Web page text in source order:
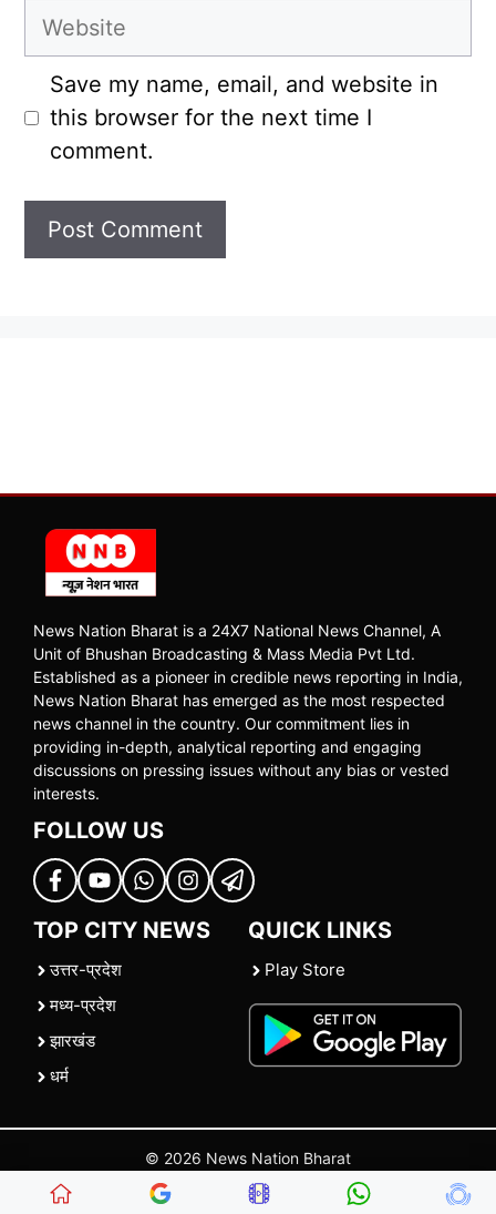
Website
Save my name, email, and website in
this browser for the next time I
comment.
News Nation Bharat is a 24X7 National News Channel, A
Unit of Bhushan Broadcasting & Mass Media Pvt Ltd.
Established as a pioneer in credible news reporting in India,
News Nation Bharat has emerged as the most respected
news channel in the country. Our commitment lies in
providing in-depth, analytical reporting and engaging
discussions on pressing issues without any bias or vested
interests.
FOLLOW US
TOP CITY NEWS
उत्तर-प्रदेश
मध्य-प्रदेश
झारखंड
धर्म
QUICK LINKS
Play Store
© 2026 News Nation Bharat
| |Contact Us |Policies Terms and Conditions